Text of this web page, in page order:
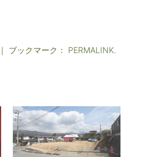
｜ ブックマーク： PERMALINK.